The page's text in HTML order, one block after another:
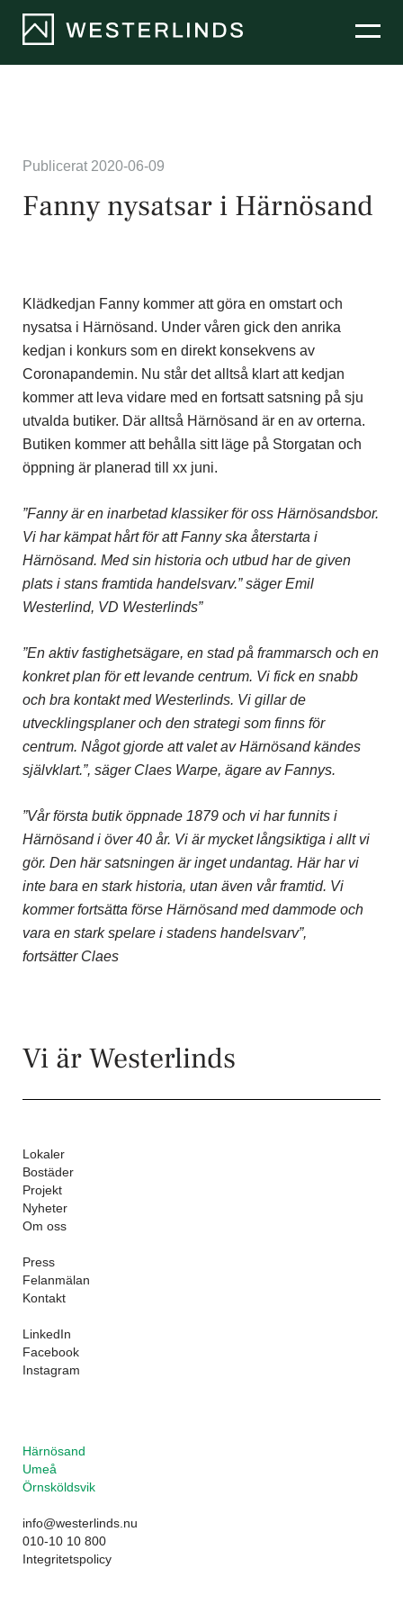
Projekt
Om oss
Publicerat 2020-06-09
Fanny nysatsar i Härnösand
Klädkedjan Fanny kommer att göra en omstart och
nysatsa i Härnösand. Under våren gick den anrika
kedjan i konkurs som en direkt konsekvens av
Coronapandemin. Nu står det alltså klart att kedjan
kommer att leva vidare med en fortsatt satsning på sju
utvalda butiker. Där alltså Härnösand är en av orterna.
Butiken kommer att behålla sitt läge på Storgatan och
öppning är planerad till xx juni.
”Fanny är en inarbetad klassiker för oss Härnösandsbor.
Vi har kämpat hårt för att Fanny ska återstarta i
Härnösand. Med sin historia och utbud har de given
plats i stans framtida handelsvarv.” säger Emil
Westerlind, VD Westerlinds”
”En aktiv fastighetsägare, en stad på frammarsch och en
konkret plan för ett levande centrum. Vi fick en snabb
och bra kontakt med Westerlinds. Vi gillar de
utvecklingsplaner och den strategi som finns för
centrum. Något gjorde att valet av Härnösand kändes
självklart.”, säger Claes Warpe, ägare av Fannys.
”Vår första butik öppnade 1879 och vi har funnits i
Härnösand i över 40 år. Vi är mycket långsiktiga i allt vi
gör. Den här satsningen är inget undantag. Här har vi
inte bara en stark historia, utan även vår framtid. Vi
kommer fortsätta förse Härnösand med dammode och
vara en stark spelare i stadens handelsvarv”,
fortsätter Claes
Vi är Westerlinds
Lokaler
Bostäder
Projekt
Nyheter
Om oss
Press
Felanmälan
Kontakt
LinkedIn
Facebook
Instagram
Härnösand
Umeå
Örnsköldsvik
info@westerlinds.nu
010-10 10 800
Integritetspolicy